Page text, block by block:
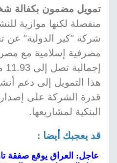
تمويل مضمون بكفالة
منفصلة لكنها موازية
شركة "كير الدولية" عن
مصرفية إسلامية مع
هذا التمويل إلى دعم
قدرة الشركة على
البنكية لمشاريعها.
قد يعجبك أيضا :
عاجل: العراق يوقع صفقة